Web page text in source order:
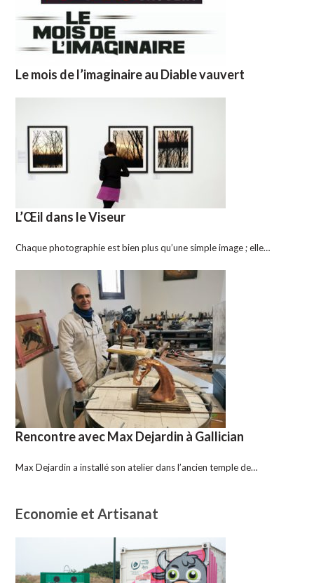
Le mois de l’imaginaire au Diable vauvert
L’Œil dans le Viseur
Chaque photographie est bien plus qu’une simple image ; elle…
Rencontre avec Max Dejardin à Gallician
Max Dejardin a installé son atelier dans l’ancien temple de…
Economie et Artisanat